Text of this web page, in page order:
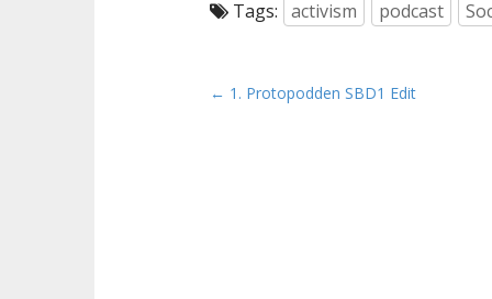
Tags: activism podcast
P
← 1. Protopodden SBD1 Edit